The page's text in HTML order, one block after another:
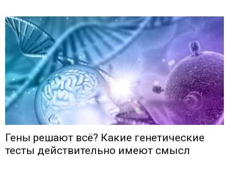
Гены решают всё? Какие генетические
тесты действительно имеют смысл